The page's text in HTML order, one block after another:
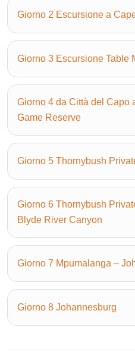
Giorno 2 Escursione a
Giorno 3
Giorno 4 da Città del Capo
Game Reserve
Giorno 5 Thornybush
Giorno 6 Thornybush
Blyde River Canyon
Giorno 7 Mpumalanga –
Giorno 8 Johannesburg